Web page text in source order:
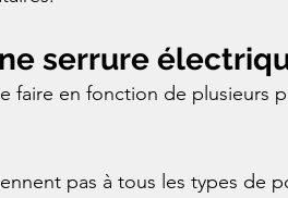
serrure
faire en fonction de plusieurs
pas à tous les types de